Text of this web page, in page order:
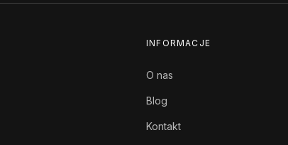
INFORMACJE
O nas
Blog
Kontakt